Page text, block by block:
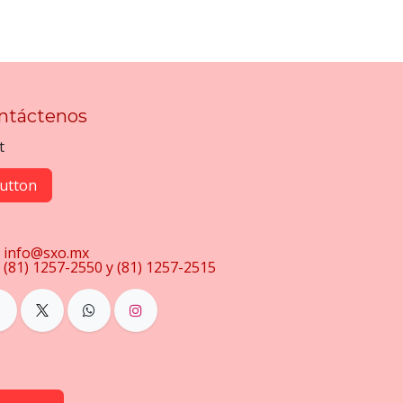
info@sxo.mx
(81) 1257-2550 y (81) 1257-2515